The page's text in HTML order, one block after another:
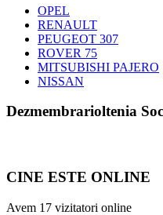
OPEL
RENAULT
PEUGEOT 307
ROVER 75
MITSUBISHI PAJERO
NISSAN
Dezmembrarioltenia
CINE ESTE ONLINE
Avem 17 vizitatori online